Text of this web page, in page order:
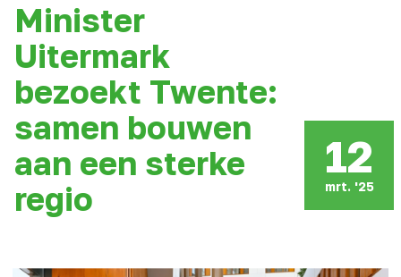
Minister
Uitermark
bezoekt Twente:
samen bouwen
aan een sterke
regio
12
mrt. '25